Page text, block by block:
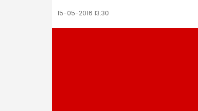
15-05-2016 13:30